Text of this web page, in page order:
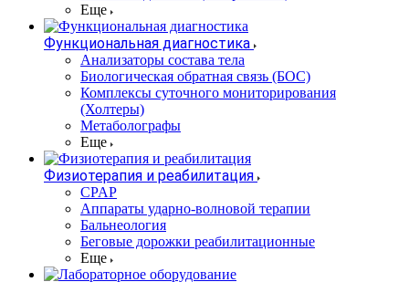
Еще
Функциональная диагностика
Анализаторы состава тела
Биологическая обратная связь (БОС)
Комплексы суточного мониторирования
(Холтеры)
Метаболографы
Еще
Физиотерапия и реабилитация
CPAP
Аппараты ударно-волновой терапии
Бальнеология
Беговые дорожки реабилитационные
Еще